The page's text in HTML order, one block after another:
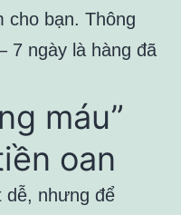
cho bạn. Thông
7 ngày là hàng đã
máu”
oan
dễ, nhưng để